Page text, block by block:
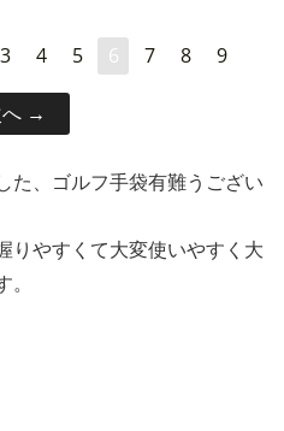
3 4 5 6 7 8 9
た、ゴルフ手袋有難うござい
りやすくて大変使いやすく大